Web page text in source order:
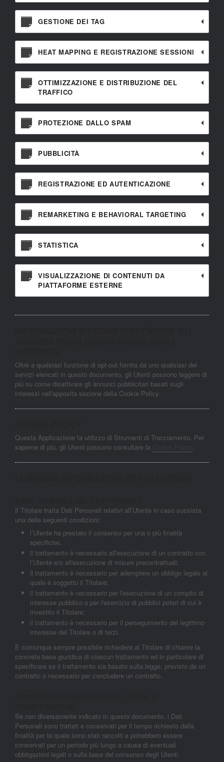
GESTIONE DEI TAG
HEAT MAPPING E REGISTRAZIONE SESSIONI
OTTIMIZZAZIONE E DISTRIBUZIONE DEL
TRAFFICO
PROTEZIONE DALLO SPAM
PUBBLICITÀ
REGISTRAZIONE ED AUTENTICAZIONE
REMARKETING E BEHAVIORAL TARGETING
STATISTICA
VISUALIZZAZIONE DI CONTENUTI DA
PIATTAFORME ESTERNE
Oltre a qualsiasi funzione di opt-out fornita da uno qualsiasi dei
servizi elencati in questo documento, gli Utenti possono leggere di
più su come disattivare gli annunci pubblicitari basati sugli
interessi nell'apposita sezione della Cookie Policy.
Questa Applicazione fa utilizzo di Strumenti di Tracciamento. Per
saperne di più, gli Utenti possono consultare la
.
Il Titolare tratta Dati Personali relativi all’Utente in caso sussista
una delle seguenti condizioni:
l’Utente ha prestato il consenso per una o più finalità
specifiche.
il trattamento è necessario all'esecuzione di un contratto con
l’Utente e/o all'esecuzione di misure precontrattuali;
il trattamento è necessario per adempiere un obbligo legale al
quale è soggetto il Titolare;
il trattamento è necessario per l'esecuzione di un compito di
interesse pubblico o per l'esercizio di pubblici poteri di cui è
investito il Titolare;
il trattamento è necessario per il perseguimento del legittimo
interesse del Titolare o di terzi.
È comunque sempre possibile richiedere al Titolare di chiarire la
concreta base giuridica di ciascun trattamento ed in particolare di
specificare se il trattamento sia basato sulla legge, previsto da un
contratto o necessario per concludere un contratto.
Se non diversamente indicato in questo documento, i Dati
Personali sono trattati e conservati per il tempo richiesto dalla
finalità per la quale sono stati raccolti e potrebbero essere
conservati per un periodo più lungo a causa di eventuali
obbligazioni legali o sulla base del consenso degli Utenti.